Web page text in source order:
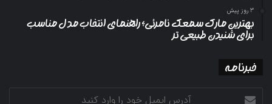
3 روز پیش
بهترین مارک سمعک نامرئی؛ راهنمای انتخاب مدل مناسب
برای شنیدن طبیعی تر
خبرنامه
آدرس